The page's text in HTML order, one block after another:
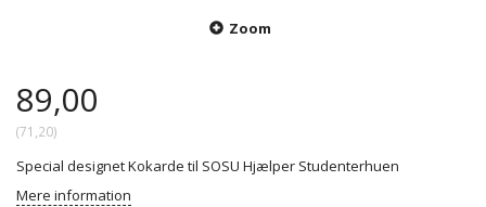
Zoom
89,00
(71,20)
Special designet Kokarde til SOSU Hjælper Studenterhuen
Mere information